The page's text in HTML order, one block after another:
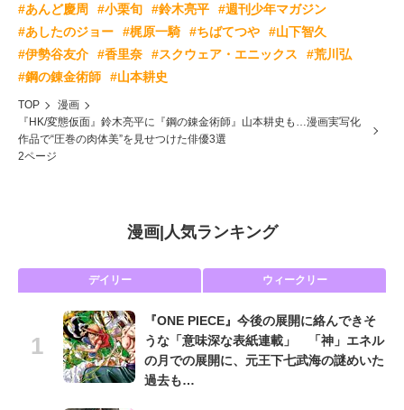
#あんど慶周
#小栗旬 #鈴木亮平
#週刊少年マガジン
#あしたのジョー
#梶原一騎 #ちばてつや
#山下智久
#伊勢谷友介
#香里奈 #スクウェア・エニックス
#荒川弘
#鋼の錬金術師
#山本耕史
TOP
漫画
『HK/変態仮面』鈴木亮平に『鋼の錬金術師』山本耕史も…漫画実写化
作品で“圧巻の肉体美”を見せつけた俳優3選
2ページ
漫画| 人気ランキング
デイリー ウィークリー
『ONE PIECE』今後の展開に絡んできそ
うな「意味深な表紙連載」 「神」エネル
の月での展開に、元王下七武海の謎めいた
過去も…